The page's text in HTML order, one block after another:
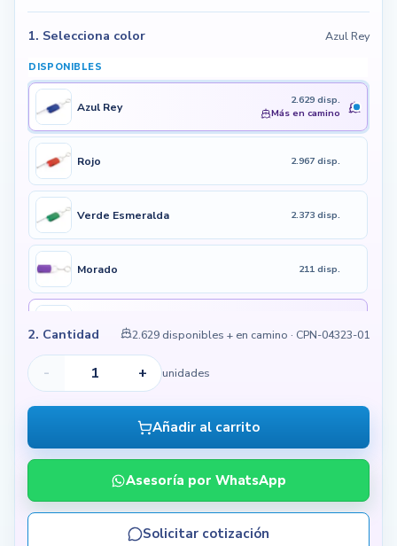
1. Selecciona color Azul Rey
DISPONIBLES
Azul Rey
2.629 disp.
Más en camino
Rojo 2.967 disp.
Verde Esmeralda 2.373 disp.
Morado 211 disp.
Más en camino
2. Cantidad 2.629 disponibles + en camino · CPN-04323-01
- + unidades
Añadir al carrito
Asesoría por WhatsApp
Solicitar cotización